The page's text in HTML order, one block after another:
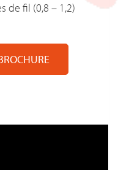
de fil (0,8 – 1,2)